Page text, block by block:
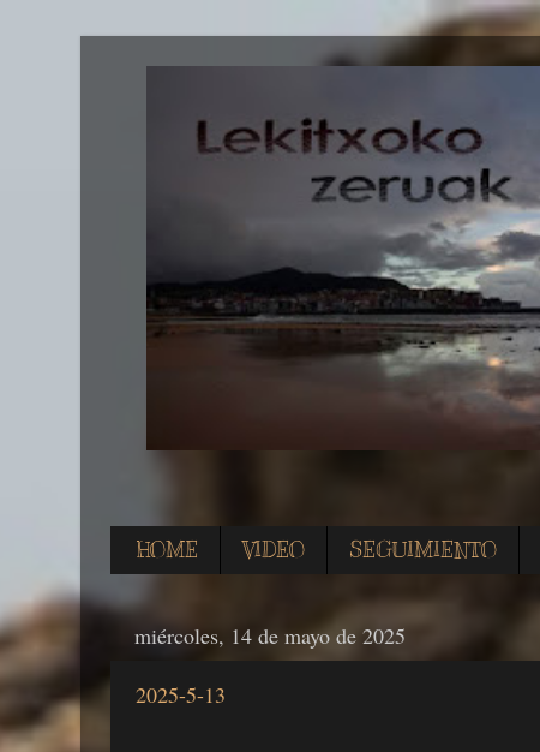
HOME VIDEO SEGUIMIENTO
miércoles, 14 de mayo de 2025
2025-5-13